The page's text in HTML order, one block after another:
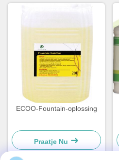
ECOO-Fountain-oplossing
Praatje Nu